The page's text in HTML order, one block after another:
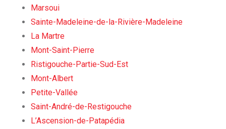
Marsoui
Sainte-Madeleine-de-la-Rivière-Madeleine
La Martre
Mont-Saint-Pierre
Ristigouche-Partie-Sud-Est
Mont-Albert
Petite-Vallée
Saint-André-de-Restigouche
L’Ascension-de-Patapédia